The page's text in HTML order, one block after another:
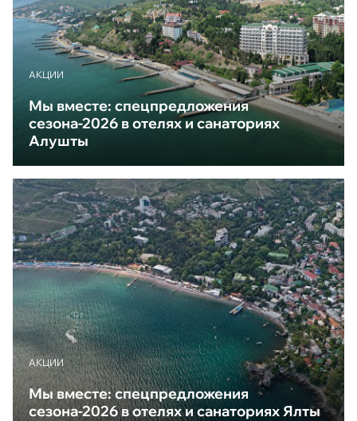
АКЦИИ
Мы вместе: спецпредложения
сезона-2026 в отелях и санаториях
Алушты
АКЦИИ
Мы вместе: спецпредложения
сезона-2026 в отелях и санаториях Ялты